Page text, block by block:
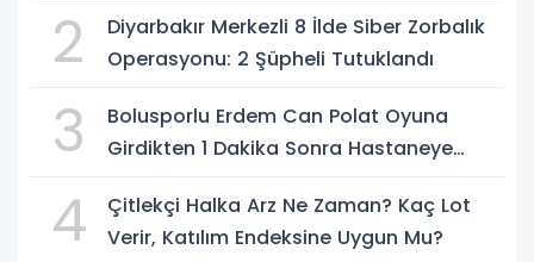
2
Diyarbakır Merkezli 8 İlde Siber Zorbalık
Operasyonu: 2 Şüpheli Tutuklandı
3
Bolusporlu Erdem Can Polat Oyuna
Girdikten 1 Dakika Sonra Hastaneye
4
Çitlekçi Halka Arz Ne Zaman? Kaç Lot
Verir, Katılım Endeksine Uygun Mu?